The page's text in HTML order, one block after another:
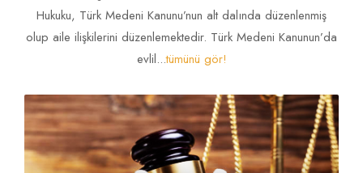
Hukuku, Türk Medeni Kanunu’nun alt dalında düzenlenmiş
olup aile ilişkilerini düzenlemektedir. Türk Medeni Kanunun’da
evlil...tümünü gör!